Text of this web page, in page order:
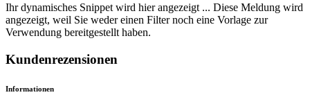
Ihr dynamisches Snippet wird hier angezeigt ... Diese Meldung wird
angezeigt, weil Sie weder einen Filter noch eine Vorlage zur
Verwendung bereitgestellt haben.
Kundenrezensionen
Informationen